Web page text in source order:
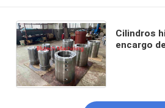
Cilindros
encargo